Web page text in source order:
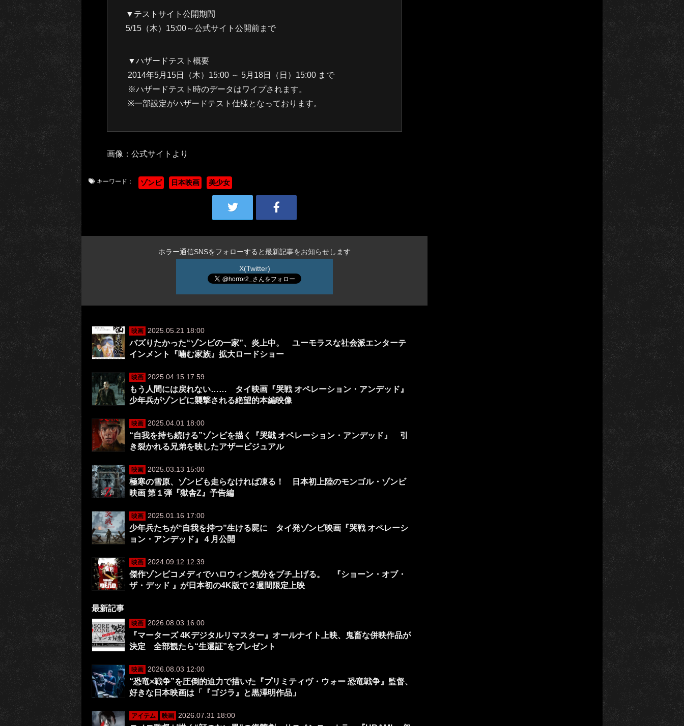
▼テストサイト公開期間
5/15（木）15:00～公式サイト公開前まで
▼ハザードテスト概要
2014年5月15日（木）15:00 ～ 5月18日（日）15:00 まで
※ハザードテスト時のデータはワイプされます。
※一部設定がハザードテスト仕様となっております。
画像：公式サイトより
キーワード： ゾンビ 日本映画 美少女
ホラー通信SNSをフォローすると最新記事をお知らせします
X(Twitter)
映画 2025.05.21 18:00
バズりたかった“ゾンビの一家”、炎上中。 ユーモラスな社会派エンターテ
インメント『噛む家族』拡大ロードショー
映画 2025.04.15 17:59
もう人間には戻れない…… タイ映画『哭戦 オペレーション・アンデッド』
少年兵がゾンビに襲撃される絶望的本編映像
映画 2025.04.01 18:00
“自我を持ち続ける”ゾンビを描く『哭戦 オペレーション・アンデッド』 引
き裂かれる兄弟を映したアザービジュアル
映画 2025.03.13 15:00
極寒の雪原、ゾンビも走らなければ凍る！ 日本初上陸のモンゴル・ゾンビ
映画 第１弾『獄舎Z』予告編
映画 2025.01.16 17:00
少年兵たちが“自我を持つ”生ける屍に タイ発ゾンビ映画『哭戦 オペレーシ
ョン・アンデッド』４月公開
映画 2024.09.12 12:39
傑作ゾンビコメディでハロウィン気分をブチ上げる。 『ショーン・オブ・
ザ・デッド 』が日本初の4K版で２週間限定上映
最新記事
映画 2026.08.03 16:00
『マーターズ 4Kデジタルリマスター』オールナイト上映、鬼畜な併映作品が
決定 全部観たら“生還証”をプレゼント
映画 2026.08.03 12:00
“恐竜×戦争”を圧倒的迫力で描いた『プリミティヴ・ウォー 恐竜戦争』監督、
好きな日本映画は「『ゴジラ』と黒澤明作品」
アイテム 映画 2026.07.31 18:00